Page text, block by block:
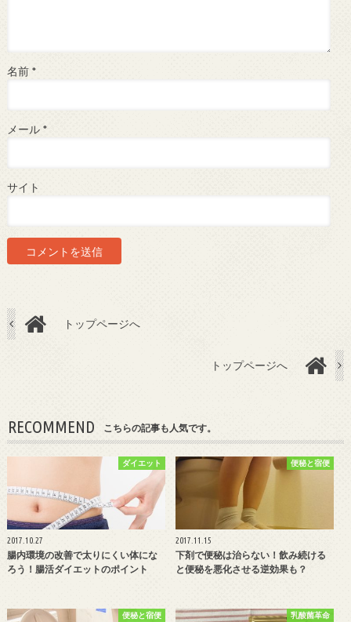
名前 *
メール *
サイト
トップページへ
トップページへ
RECOMMEND こちらの記事も人気です。
ダイエット
2017.10.27
腸内環境の改善で太りにくい体にな
ろう！腸活ダイエットのポイント
便秘と宿便
2017.11.15
下剤で便秘は治らない！飲み続ける
と便秘を悪化させる逆効果も？
便秘と宿便 乳酸菌革命